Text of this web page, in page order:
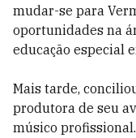
mudar-se para
oportunidades na
educação especial
Mais tarde,
produtora de seu
músico profissional.